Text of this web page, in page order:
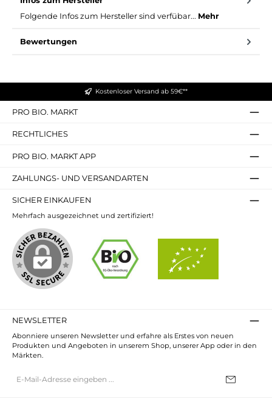
Folgende Infos zum Hersteller sind verfübar... Mehr
Bewertungen
Kostenloser Versand ab 59€**
PRO BIO. MARKT
RECHTLICHES
PRO BIO. MARKT APP
ZAHLUNGS- UND VERSANDARTEN
SICHER EINKAUFEN
Mehrfach ausgezeichnet und zertifiziert!
NEWSLETTER
Abonniere unseren Newsletter und erfahre als Erstes von neuen
Produkten und Angeboten in unserem Shop, unserer App oder in den
Märkten.
Mail-